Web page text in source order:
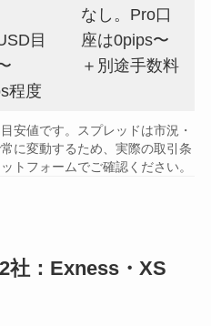
目
程度
なし。Pro口
座は0pips〜
＋別途手数料
安値です。スプレッドは市況・
に変動するため、実際の取引条
トフォームでご確認ください。
社：Exness・XS